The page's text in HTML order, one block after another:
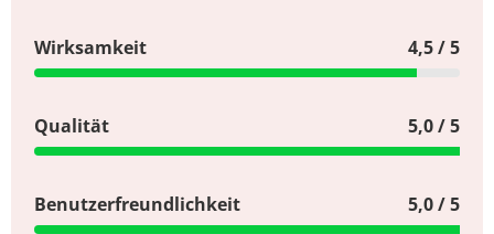
Wirksamkeit 4,5 / 5
Qualität 5,0 / 5
Benutzerfreundlichkeit 5,0 / 5